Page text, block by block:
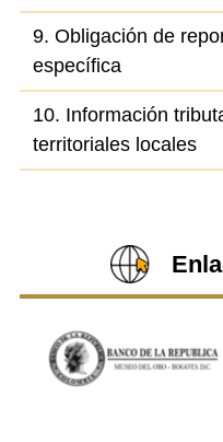
9. Obligación de
específica
10. Información
territoriales locales